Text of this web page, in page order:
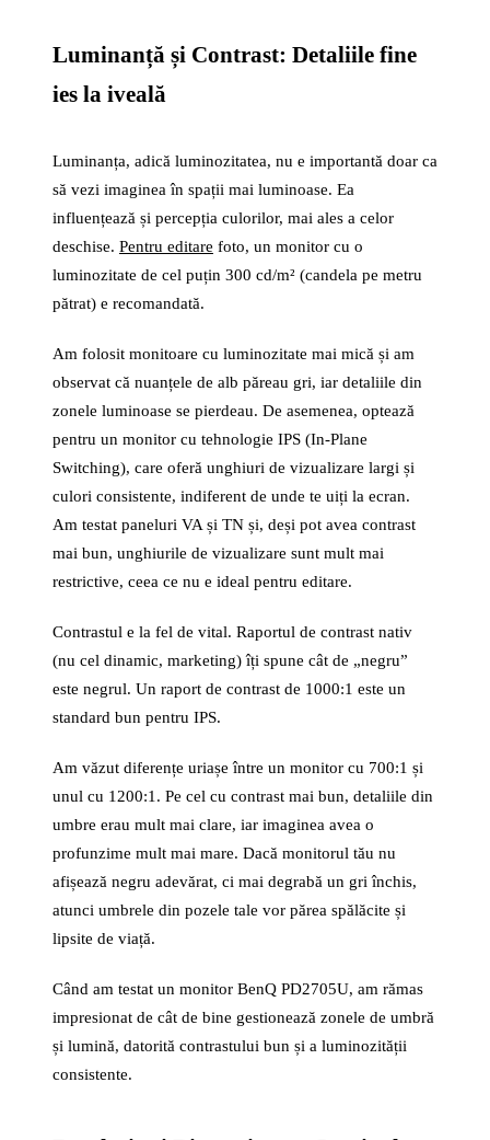
Luminanță și Contrast: Detaliile fine
ies la iveală
Luminanța, adică luminozitatea, nu e importantă doar ca
să vezi imaginea în spații mai luminoase. Ea
influențează și percepția culorilor, mai ales a celor
deschise. Pentru editare foto, un monitor cu o
luminozitate de cel puțin 300 cd/m² (candela pe metru
pătrat) e recomandată.
Am folosit monitoare cu luminozitate mai mică și am
observat că nuanțele de alb păreau gri, iar detaliile din
zonele luminoase se pierdeau. De asemenea, optează
pentru un monitor cu tehnologie IPS (In-Plane
Switching), care oferă unghiuri de vizualizare largi și
culori consistente, indiferent de unde te uiți la ecran.
Am testat paneluri VA și TN și, deși pot avea contrast
mai bun, unghiurile de vizualizare sunt mult mai
restrictive, ceea ce nu e ideal pentru editare.
Contrastul e la fel de vital. Raportul de contrast nativ
(nu cel dinamic, marketing) îți spune cât de „negru”
este negrul. Un raport de contrast de 1000:1 este un
standard bun pentru IPS.
Am văzut diferențe uriașe între un monitor cu 700:1 și
unul cu 1200:1. Pe cel cu contrast mai bun, detaliile din
umbre erau mult mai clare, iar imaginea avea o
profunzime mult mai mare. Dacă monitorul tău nu
afișează negru adevărat, ci mai degrabă un gri închis,
atunci umbrele din pozele tale vor părea spălăcite și
lipsite de viață.
Când am testat un monitor BenQ PD2705U, am rămas
impresionat de cât de bine gestionează zonele de umbră
și lumină, datorită contrastului bun și a luminozității
consistente.